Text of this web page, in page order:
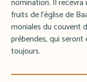
nomination. Il recevra
fruits de l'église de
moniales du couvent
prébendes, qui
toujours.